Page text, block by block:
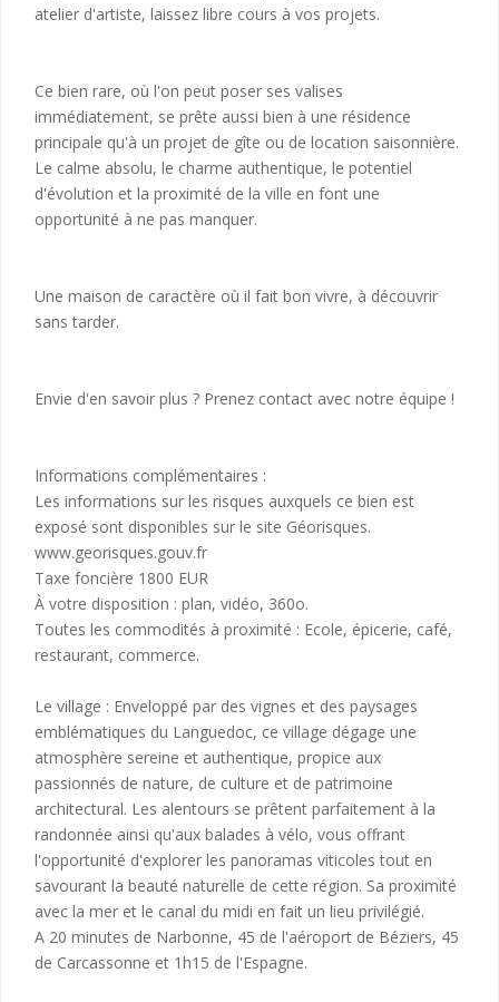
atelier d'artiste, laissez libre cours à vos projets.
Ce bien rare, où l'on peut poser ses valises
immédiatement, se prête aussi bien à une résidence
principale qu'à un projet de gîte ou de location saisonnière.
Le calme absolu, le charme authentique, le potentiel
d'évolution et la proximité de la ville en font une
opportunité à ne pas manquer.
Une maison de caractère où il fait bon vivre, à découvrir
sans tarder.
Envie d'en savoir plus ? Prenez contact avec notre équipe !
Informations complémentaires :
Les informations sur les risques auxquels ce bien est
exposé sont disponibles sur le site Géorisques.
www.georisques.gouv.fr
Taxe foncière 1800 EUR
À votre disposition : plan, vidéo, 360o.
Toutes les commodités à proximité : Ecole, épicerie, café,
restaurant, commerce.
Le village : Enveloppé par des vignes et des paysages
emblématiques du Languedoc, ce village dégage une
atmosphère sereine et authentique, propice aux
passionnés de nature, de culture et de patrimoine
architectural. Les alentours se prêtent parfaitement à la
randonnée ainsi qu'aux balades à vélo, vous offrant
l'opportunité d'explorer les panoramas viticoles tout en
savourant la beauté naturelle de cette région. Sa proximité
avec la mer et le canal du midi en fait un lieu privilégié.
A 20 minutes de Narbonne, 45 de l'aéroport de Béziers, 45
de Carcassonne et 1h15 de l'Espagne.